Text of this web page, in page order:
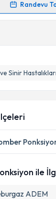
Sinir
Randevu
Takvimi Talebi
verilerimin
okudum ve
ile
ADEM